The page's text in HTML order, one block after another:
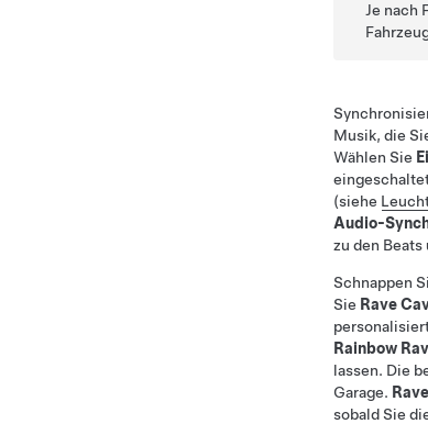
Je nach
Musik, die
Wählen Sie
(siehe
Audio-
zu den Beats
Schnappen
Sie Rave
Rainbow
lassen. Die
Garage.
sobald Sie